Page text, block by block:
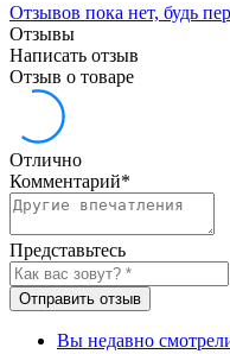
Отзывов пока нет, будь
Отзывы
Написать отзыв
Отзыв о товаре
Отлично
Комментарий*
Представьтесь
Отправить отзыв
Вы недавно